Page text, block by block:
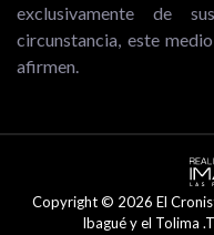
exclusivamente de
circunstancia, este
afirmen.
Copyright © 2026 El
Ibagué y el Tolima